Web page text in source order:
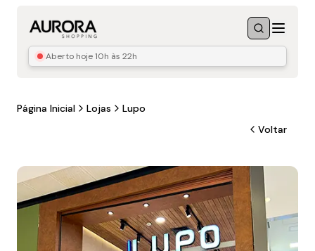
BuscarMenu
Aberto hoje10h às 22h
Página Inicial Lojas
Lupo
Voltar